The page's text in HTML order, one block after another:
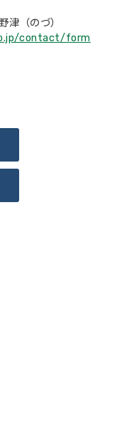
津（のづ）
contact/form